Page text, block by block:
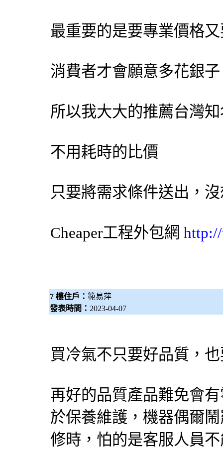
最重要的是要專業價格
消費者才會願意多花銀子
所以我大大的推薦台灣
不用耗時的比價
只要將需求條件送出，
Cheaper工程外包網
7 樓住戶： 範易萍
發表時間： 2023-04-07
買冷氣不只要好品質，
再好的品質產品難免會
於保養維護，機器偶爾
修時，怕的是客服人員